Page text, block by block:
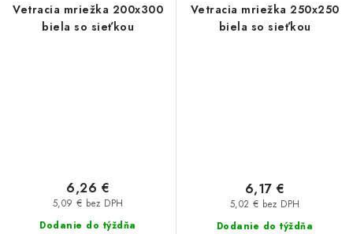
Vetracia mriežka 200x300
biela so sieťkou
Dodanie do týždňa
5,09 € bez DPH
6,26 €
Vetracia mriežka 250x250
biela so sieťkou
Dodanie do týždňa
5,02 € bez DPH
6,17 €